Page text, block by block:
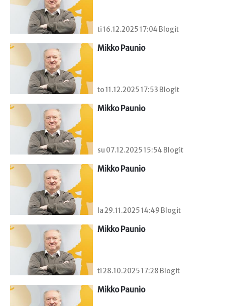
ti 16.12.2025 17:04 Blogit
Mikko Paunio
to 11.12.2025 17:53 Blogit
Mikko Paunio
su 07.12.2025 15:54 Blogit
Mikko Paunio
la 29.11.2025 14:49 Blogit
Mikko Paunio
ti 28.10.2025 17:28 Blogit
Mikko Paunio